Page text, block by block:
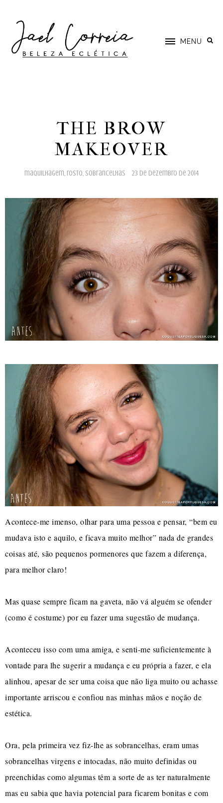
MENU
THE BROW
MAKEOVER
maquilhagem, rosto, sobrancelhas 23 de dezembro de 2014
Acontece-me imenso, olhar para uma pessoa e pensar, “bem eu
mudava isto e aquilo, e ficava muito melhor” nada de grandes
coisas até, são pequenos pormenores que fazem a diferença,
para melhor claro!
Mas quase sempre ficam na gaveta, não vá alguém se ofender
(como é costume) por eu fazer uma sugestão de mudança.
Aconteceu isso com uma amiga, e senti-me suficientemente à
vontade para lhe sugerir a mudança e eu própria a fazer, e ela
alinhou, apesar de ser uma coisa que não liga muito ou achasse
importante arriscou e confiou nas minhas mãos e noção de
estética.
Ora, pela primeira vez fiz-lhe as sobrancelhas, eram umas
sobrancelhas virgens e intocadas, não muito definidas ou
preenchidas como algumas têm a sorte de as ter naturalmente
mas eu sabia que havia potencial para ficarem bonitas e com